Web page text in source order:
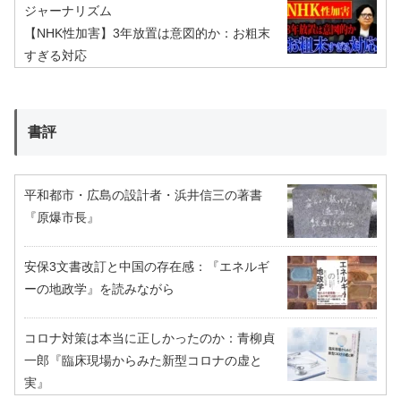
ジャーナリズム
【NHK性加害】3年放置は意図的か：お粗末
すぎる対応
書評
平和都市・広島の設計者・浜井信三の著書
『原爆市長』
安保3文書改訂と中国の存在感：『エネルギ
ーの地政学』を読みながら
コロナ対策は本当に正しかったのか：青柳貞
一郎『臨床現場からみた新型コロナの虚と
実』